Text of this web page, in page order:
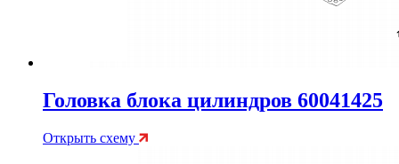
Головка блока цилиндров 60041425
Открыть схему